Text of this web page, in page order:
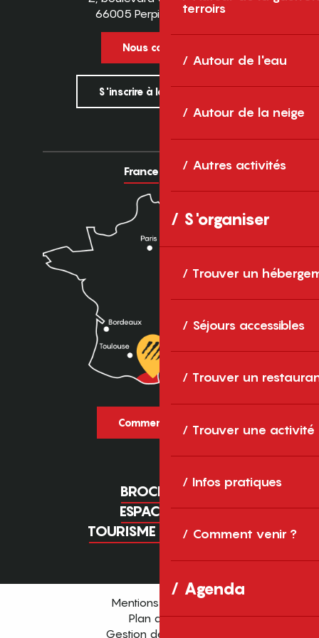
terroirs
Autour de l'eau
Autour de la neige
Autres activités
S'organiser
Trouver un
Séjours accessibles
Trouver un
Trouver une activité
Infos pratiques
Comment venir ?
Agenda
66005 Perpignan Cedex
Nous contacter
S'inscrire à la newsletter
France Europe
Comment venir ?
BROCHURES
ESPACE PRO
TOURISME D'AFFAIRES
Mentions légales
Plan du site
Gestion des cookies